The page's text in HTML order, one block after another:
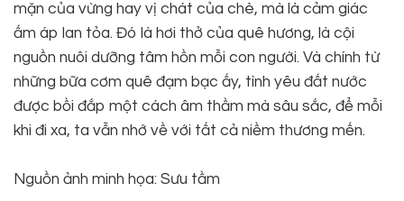
mặn của vừng hay vị chát của chè, mà là cảm giác
ấm áp lan tỏa. Đó là hơi thở của quê hương, là cội
nguồn nuôi dưỡng tâm hồn mỗi con người. Và chính từ
những bữa cơm quê đạm bạc ấy, tình yêu đất nước
được bồi đắp một cách âm thầm mà sâu sắc, để mỗi
khi đi xa, ta vẫn nhớ về với tất cả niềm thương mến.
Nguồn ảnh minh họa: Sưu tầm